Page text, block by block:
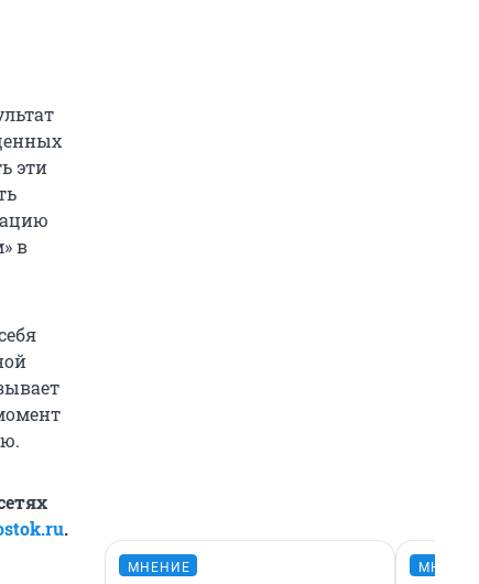
эти
в
.
МНЕНИЕ